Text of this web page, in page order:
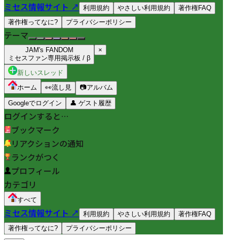
ミセス情報サイト ↗ 利用規約 やさしい利用規約
著作権FAQ
著作権ってなに?
プライバシーポリシー
テーマ
JAM's FANDOM
ミセスファン専用掲示板 / β
×
新しいスレッド
ホーム
👀流し見 📷アルバム
Googleでログイン 👤 ゲスト履歴
ログインすると…
ブックマーク
リアクションの通知
ランクがつく
プロフィール
カテゴリ
すべて
ミセス情報サイト ↗ 利用規約 やさしい利用規約
著作権FAQ
著作権ってなに?
プライバシーポリシー